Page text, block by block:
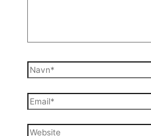
Navn*
Email*
Website